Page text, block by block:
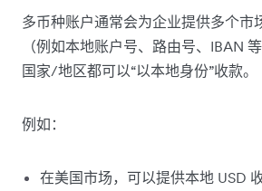
多币种账户通常会为企业提供多个市
（例如本地账户号、路由号、IBAN
国家/地区都可以“以本地身份”收款。
例如：
在美国市场，可以提供本地 USD